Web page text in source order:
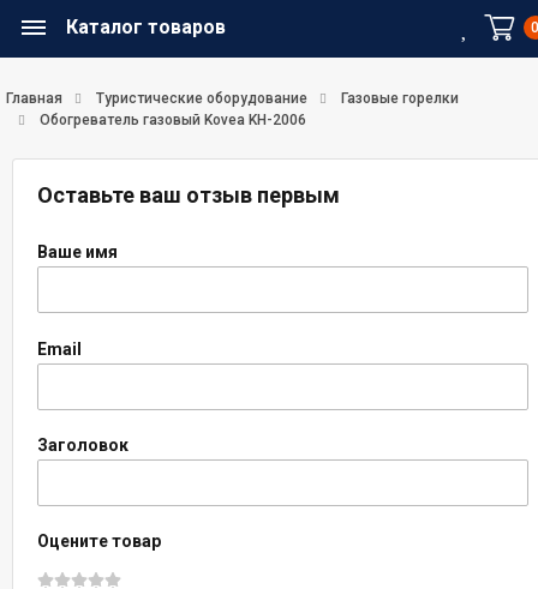
Каталог товаров
Главная Туристические оборудование
Газовые горелки
Обогреватель газовый Kovea KH-2006
Оставьте ваш отзыв первым
Ваше имя
Email
Заголовок
Оцените товар